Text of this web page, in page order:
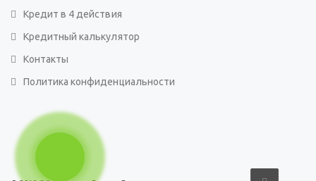
Кредит в 4 действия
Кредитный калькулятор
Контакты
Политика конфиденциальности